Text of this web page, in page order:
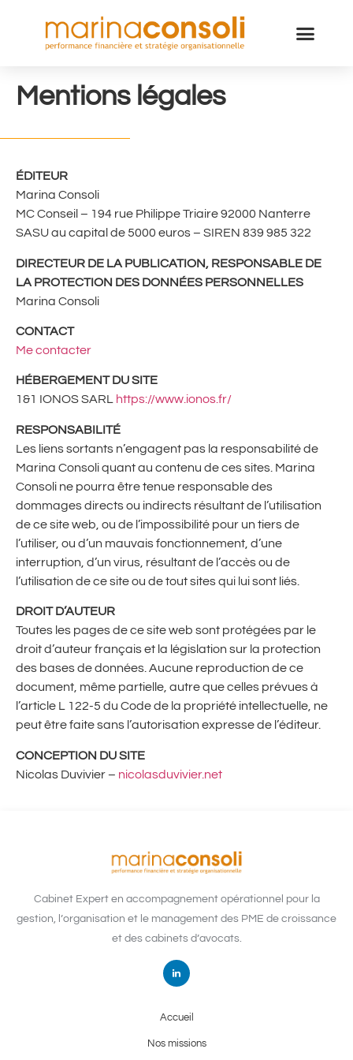
Mentions légales
ÉDITEUR
Marina Consoli
MC Conseil – 194 rue Philippe Triaire 92000 Nanterre
SASU au capital de 5000 euros – SIREN 839 985 322
DIRECTEUR DE LA PUBLICATION, RESPONSABLE DE
LA PROTECTION DES DONNÉES PERSONNELLES
Marina Consoli
CONTACT
Me contacter
HÉBERGEMENT DU SITE
1&1 IONOS SARL https://www.ionos.fr/
RESPONSABILITÉ
Les liens sortants n’engagent pas la responsabilité de
Marina Consoli quant au contenu de ces sites. Marina
Consoli ne pourra être tenue responsable des
dommages directs ou indirects résultant de l’utilisation
de ce site web, ou de l’impossibilité pour un tiers de
l’utiliser, ou d’un mauvais fonctionnement, d’une
interruption, d’un virus, résultant de l’accès ou de
l’utilisation de ce site ou de tout sites qui lui sont liés.
DROIT D’AUTEUR
Toutes les pages de ce site web sont protégées par le
droit d’auteur français et la législation sur la protection
des bases de données. Aucune reproduction de ce
document, même partielle, autre que celles prévues à
l’article L 122-5 du Code de la propriété intellectuelle, ne
peut être faite sans l’autorisation expresse de l’éditeur.
CONCEPTION DU SITE
Nicolas Duvivier – nicolasduvivier.net
Cabinet Expert en accompagnement opérationnel pour la
gestion, l’organisation et le management des PME de croissance
et des cabinets d’avocats.
Accueil
Nos missions